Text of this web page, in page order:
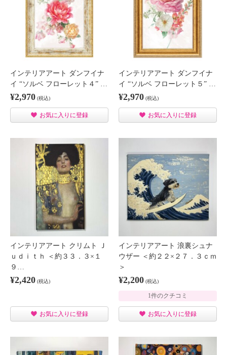
インテリアアート ダンフイナ
イ “ソルベ フローレット４” …
¥2,970 (税込)
お気に入りに登録
インテリアアート ダンフイナ
イ “ソルベ フローレット５” …
¥2,970 (税込)
お気に入りに登録
インテリアアート クリムト Ｊ
ｕｄｉｔｈ ＜約３３．３×１
９…
¥2,420 (税込)
お気に入りに登録
インテリアアート 浪裏シュナ
ウザー ＜約２２×２７．３ｃｍ
＞
¥2,200 (税込)
1件のクチコミ
お気に入りに登録